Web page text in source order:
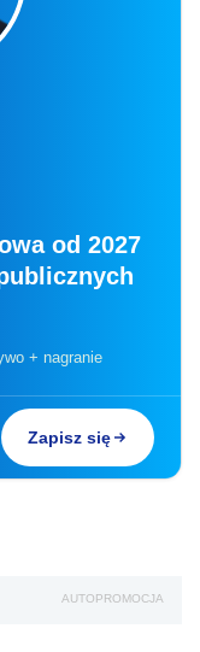
od 2027
+ nagranie
Zapisz się
AUTOPROMOCJA